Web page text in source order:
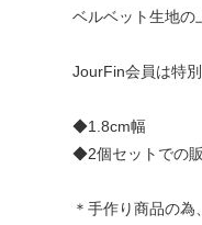
ベルベット生地の
JourFin会員は特
◆1.8cm幅
◆2個セットでの
＊手作り商品の